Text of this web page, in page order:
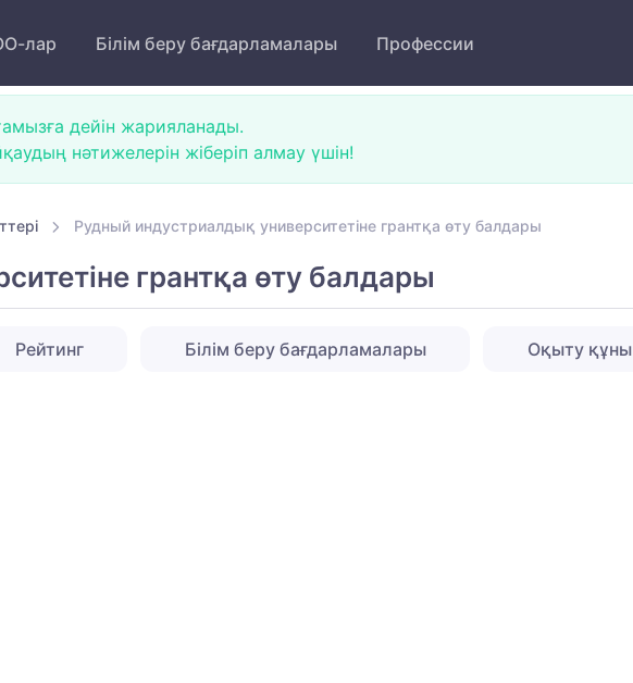
лар Білім беру бағдарламалары Профессии
дейін жарияланады.
нәтижелерін жіберіп алмау үшін!
Рудный индустриалдық университетіне грантқа өту балдары
грантқа өту балдары
Рейтинг Білім беру бағдарламалары Оқыту құны